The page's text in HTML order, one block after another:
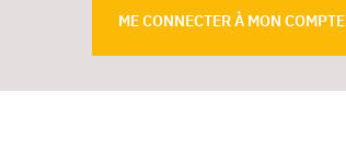
ME CONNECTER À MON COMPTE